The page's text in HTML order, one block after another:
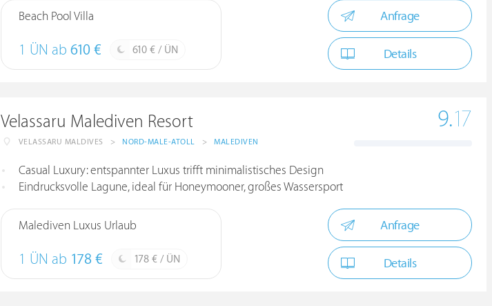
Beach Pool Villa
1 ÜN ab 610 € 610 € / ÜN
Anfrage
Details
Velassaru Malediven Resort
VELASSARU MALDIVES > NORD-MALE-ATOLL > MALEDIVEN
9.17
Casual Luxury: entspannter Luxus trifft minimalistisches Design
Eindrucksvolle Lagune, ideal für Honeymooner, großes Wassersport
Malediven Luxus Urlaub
1 ÜN ab 178 € 178 € / ÜN
Anfrage
Details